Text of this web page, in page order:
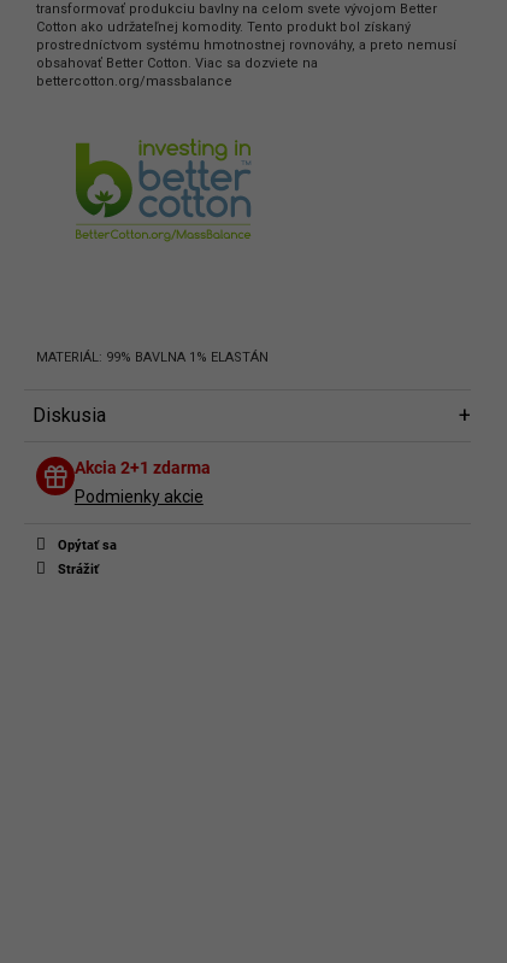
Akcia 2+1 zdarma
Podmienky akcie
Opýtať sa
Strážiť
transformovať produkciu bavlny na celom svete vývojom Better
Cotton ako udržateľnej komodity. Tento produkt bol získaný
prostredníctvom systému hmotnostnej rovnováhy, a preto nemusí
obsahovať Better Cotton. Viac sa dozviete na
bettercotton.org/massbalance
MATERIÁL: 99% BAVLNA 1% ELASTÁN
Diskusia
Diskusia
Buďte prvý, kto napíše príspevok k tejto položke.
prihláste saalebo sa